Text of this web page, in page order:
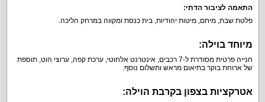
התאמה לציבור הדתי:
פלטת שבת, מיחם, מיטות יהודיות, בית כנסת ומקווה במרחק הליכה.
מיוחד בוילה:
חנייה פרטית מסודרת ל-7 רכבים, אינטרנט אלחוטי, ערכת קפה, ערוצי הוט, תוספת
של ארוחת בוקר בתיאום מראש ותשלום נוסף.
אטרקציות בצפון בקרבת הוילה: